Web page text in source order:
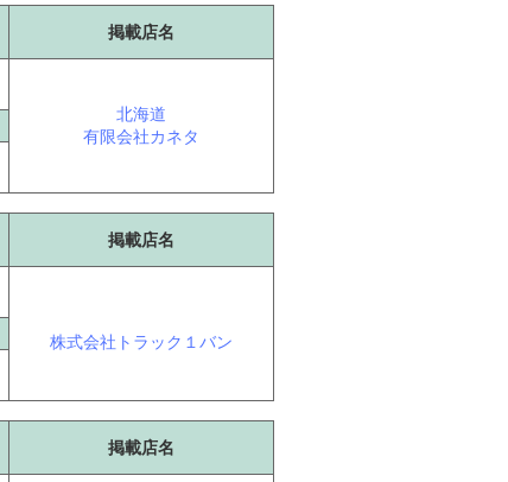
掲載店名
北海道
有限会社カネタ
掲載店名
株式会社トラック１バン
掲載店名